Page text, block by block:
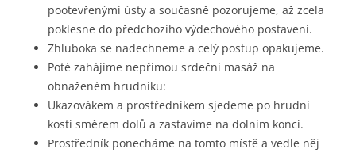
pootevřenými ústy a současně pozorujeme, až zcela
poklesne do předchozího výdechového postavení.
Zhluboka se nadechneme a celý postup opakujeme.
Poté zahájíme nepřímou srdeční masáž na
obnaženém hrudníku:
Ukazovákem a prostředníkem sjedeme po hrudní
kosti směrem dolů a zastavíme na dolním konci.
Prostředník ponecháme na tomto místě a vedle něj